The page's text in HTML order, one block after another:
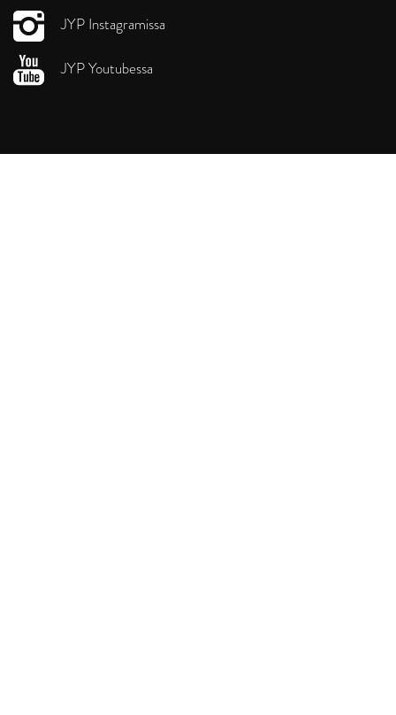
JYP Instagramissa
JYP Youtubessa